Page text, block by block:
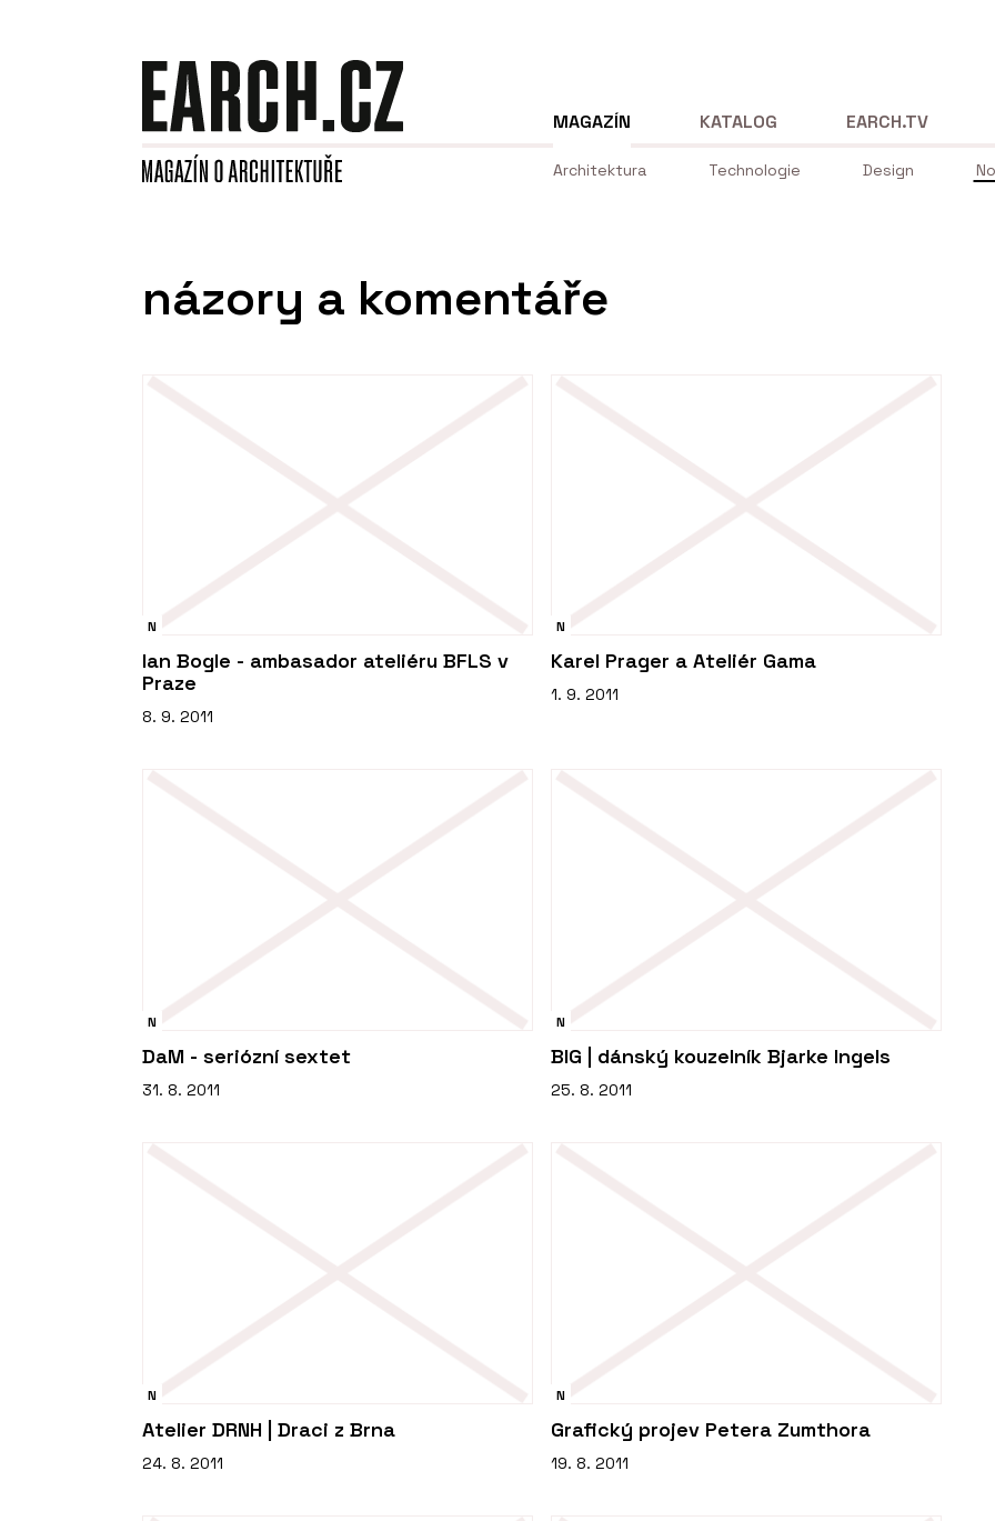
MAGAZÍN
Architektura Technologie Design
KATALOG EARCH.TV
názory a komentáře
N
Ian Bogle - ambasador ateliéru BFLS v
Praze
8. 9. 2011
N
Karel Prager a Ateliér Gama
1. 9. 2011
N
DaM - seriózní sextet
31. 8. 2011
N
BIG | dánský kouzelník Bjarke Ingels
25. 8. 2011
N
Atelier DRNH | Draci z Brna
24. 8. 2011
N
Grafický projev Petera Zumthora
19. 8. 2011